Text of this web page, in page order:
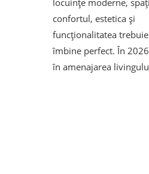
confortul, estetica și
funcționalitatea trebuie
îmbine perfect. În
în amenajarea